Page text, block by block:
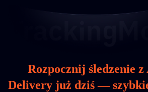
Rozpocznij śledzenie
Delivery już dziś —